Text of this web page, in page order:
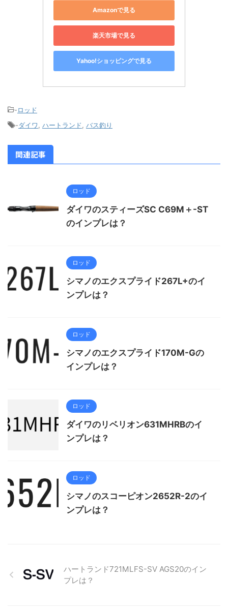
Amazonで見る
楽天市場で見る
Yahoo!ショッピングで見る
-ロッド
-ダイワ ハートランド バス釣り
関連記事
ロッド
ダイワのスティーズSC C69M＋-ST
のインプレは？
ロッド
シマノのエクスプライド267L+のイ
ンプレは？
ロッド
シマノのエクスプライド170M-Gの
インプレは？
ロッド
ダイワのリベリオン631MHRBのイ
ンプレは？
ロッド
シマノのスコーピオン2652R-2のイ
ンプレは？
ハートランド721MLFS-SV AGS20のイン
プレは？